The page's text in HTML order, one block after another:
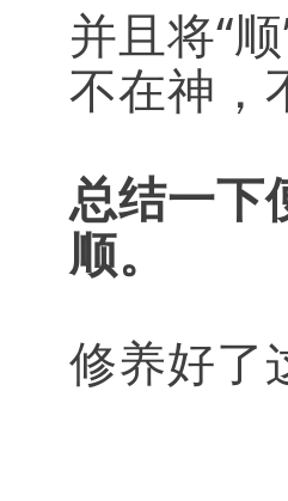
并且将“
不在神，
总结一下
顺。
修养好了